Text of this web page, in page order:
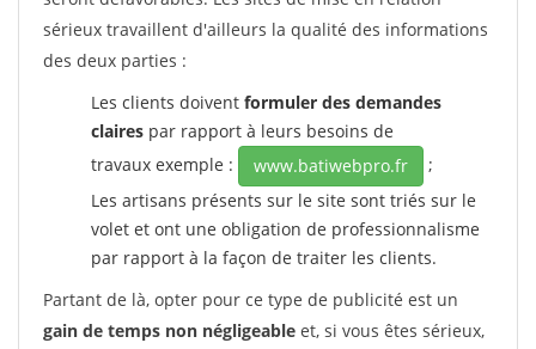
sérieux travaillent d'ailleurs la qualité des informations
des deux parties :
Les clients doivent formuler des demandes
claires par rapport à leurs besoins de
travaux exemple :
www.batiwebpro.fr
;
Les artisans présents sur le site sont triés sur le
volet et ont une obligation de professionnalisme
par rapport à la façon de traiter les clients.
Partant de là, opter pour ce type de publicité est un
gain de temps non négligeable et, si vous êtes sérieux,